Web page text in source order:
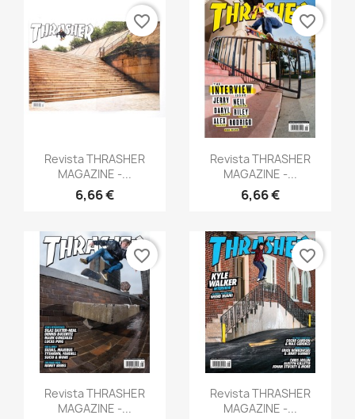
Anteprima
Revista THRASHER
MAGAZINE -...
6,66 €
favorite_border
Anteprima
Revista THRASHER
MAGAZINE -...
6,66 €
favorite_border
Anteprima
Revista THRASHER
MAGAZINE -...
favorite_border
Anteprima
Revista THRASHER
MAGAZINE -...
favorite_border
Crea lista dei desideri ×
Nome lista dei desideri
Annulla Crea lista dei desideri